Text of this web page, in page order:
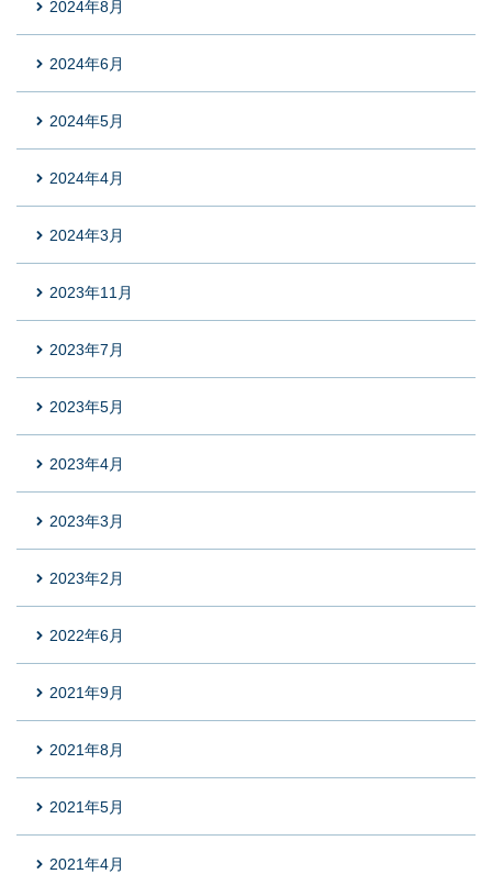
2024年8月
2024年6月
2024年5月
2024年4月
2024年3月
2023年11月
2023年7月
2023年5月
2023年4月
2023年3月
2023年2月
2022年6月
2021年9月
2021年8月
2021年5月
2021年4月